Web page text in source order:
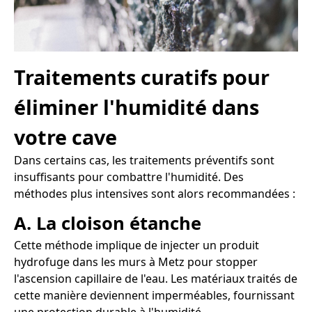
Traitements curatifs pour
éliminer l'humidité dans
votre cave
Dans certains cas, les traitements préventifs sont
insuffisants pour combattre l'humidité. Des
méthodes plus intensives sont alors recommandées :
A. La cloison étanche
Cette méthode implique de injecter un produit
hydrofuge dans les murs à Metz pour stopper
l'ascension capillaire de l'eau. Les matériaux traités de
cette manière deviennent imperméables, fournissant